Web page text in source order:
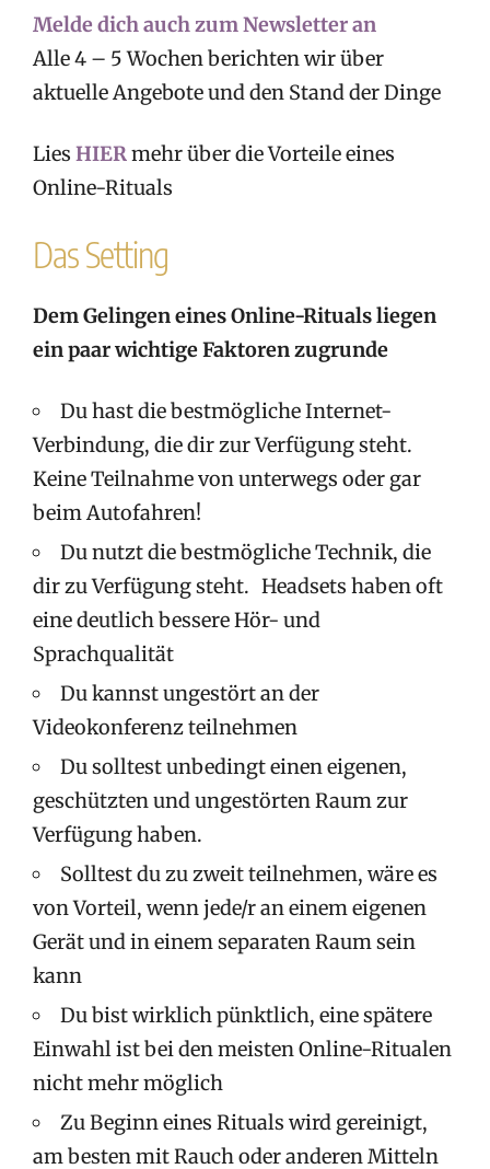
Melde dich auch zum Newsletter an
Alle 4 – 5 Wochen berichten wir über
aktuelle Angebote und den Stand der Dinge
Lies HIERmehr über die Vorteile eines
Online-Rituals
Das Setting
Dem Gelingen eines Online-Rituals liegen
ein paar wichtige Faktoren zugrunde
Du hast die bestmögliche Internet-
Verbindung, die dir zur Verfügung steht.
Keine Teilnahme von unterwegs oder gar
beim Autofahren!
Du nutzt die bestmögliche Technik, die
dir zu Verfügung steht. Headsets haben oft
eine deutlich bessere Hör- und
Sprachqualität
Du kannst ungestört an der
Videokonferenz teilnehmen
Du solltest unbedingt einen eigenen,
geschützten und ungestörten Raum zur
Verfügung haben.
Solltest du zu zweit teilnehmen, wäre es
von Vorteil, wenn jede/r an einem eigenen
Gerät und in einem separaten Raum sein
kann
Du bist wirklich pünktlich, eine spätere
Einwahl ist bei den meisten Online-Ritualen
nicht mehr möglich
Zu Beginn eines Rituals wird gereinigt,
am besten mit Rauch oder anderen Mitteln